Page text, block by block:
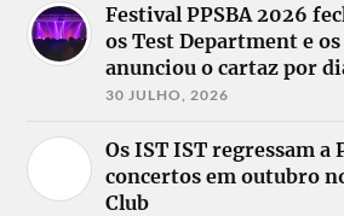
Festival PPSBA 2026
os Test Department e
anunciou o cartaz por
30 JULHO, 2026
Os IST IST regressam a
concertos em outubro
Club